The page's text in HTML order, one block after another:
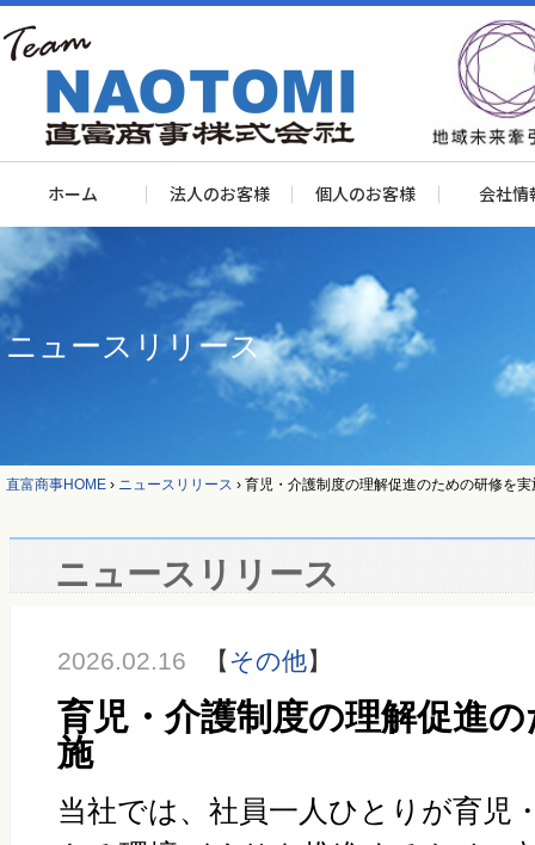
ホーム 法人のお客様 個人のお客様 会社情
ニュースリリース
直富商事HOME › ニュースリリース › 育児・介護制度の理解促進のための研修を実
ニュースリリース
2026.02.16 【その他】
育児・介護制度の理解促進
施
当社では、社員一人ひとりが育児